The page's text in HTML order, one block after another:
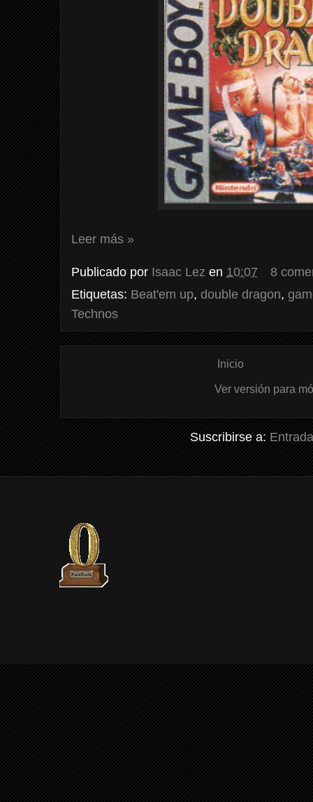
Leer más »
Publicado por Isaac Lez en 10:07
8
Etiquetas: Beat'em up, double dragon,
Technos
Inicio
Ver versión para
Suscribirse a: